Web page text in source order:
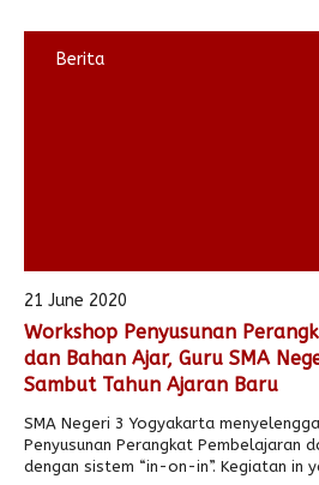
Berita
21 June 2020
Workshop Penyusunan
dan Bahan Ajar, Guru SMA
Sambut Tahun Ajaran Baru
SMA Negeri 3 Yogyakarta
Penyusunan Perangkat Pembelajaran
dengan sistem “in-on-in”. Kegiatan in